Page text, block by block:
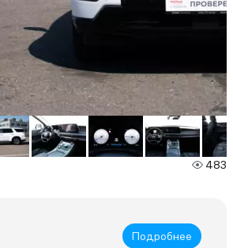
483
Подробнее